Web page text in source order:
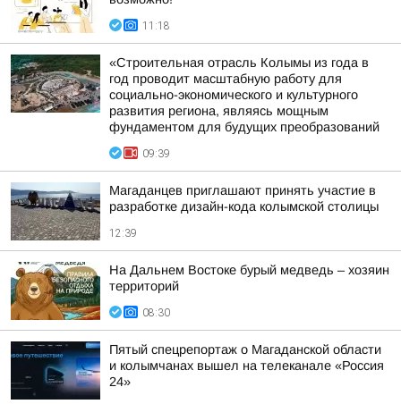
11:18
«Строительная отрасль Колымы из года в
год проводит масштабную работу для
социально-экономического и культурного
развития региона, являясь мощным
фундаментом для будущих преобразований
09:39
Магаданцев приглашают принять участие в
разработке дизайн-кода колымской столицы
12:39
На Дальнем Востоке бурый медведь – хозяин
территорий
08:30
Пятый спецрепортаж о Магаданской области
и колымчанах вышел на телеканале «Россия
24»